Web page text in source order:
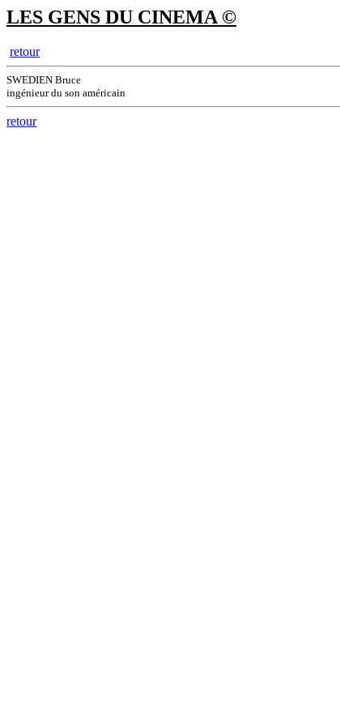
LES GENS DU CINEMA ©
retour
SWEDIEN Bruce
ingénieur du son américain
retour